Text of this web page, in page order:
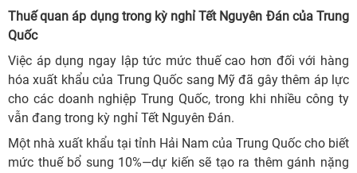
Thuế quan áp dụng trong kỳ nghỉ Tết Nguyên Đán của Trung
Quốc
Việc áp dụng ngay lập tức mức thuế cao hơn đối với hàng
hóa xuất khẩu của Trung Quốc sang Mỹ đã gây thêm áp lực
cho các doanh nghiệp Trung Quốc, trong khi nhiều công ty
vẫn đang trong kỳ nghỉ Tết Nguyên Đán.
Một nhà xuất khẩu tại tỉnh Hải Nam của Trung Quốc cho biết
mức thuế bổ sung 10%—dự kiến sẽ tạo ra thêm gánh nặng